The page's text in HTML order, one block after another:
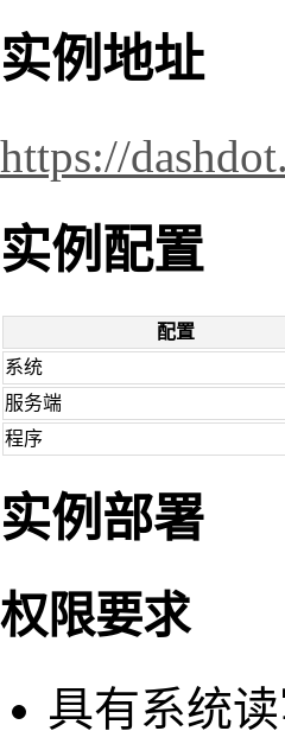
实例地址
https://
实例配置
配置
系统
服务端
程序
实例部署
权限要求
具有系统